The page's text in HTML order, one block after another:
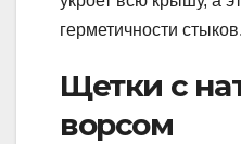
герметичности стыков.
Щетки с
ворсом